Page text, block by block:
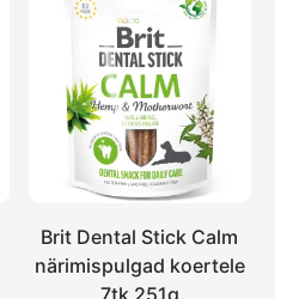
Brit Dental Stick Calm
närimispulgad koertele